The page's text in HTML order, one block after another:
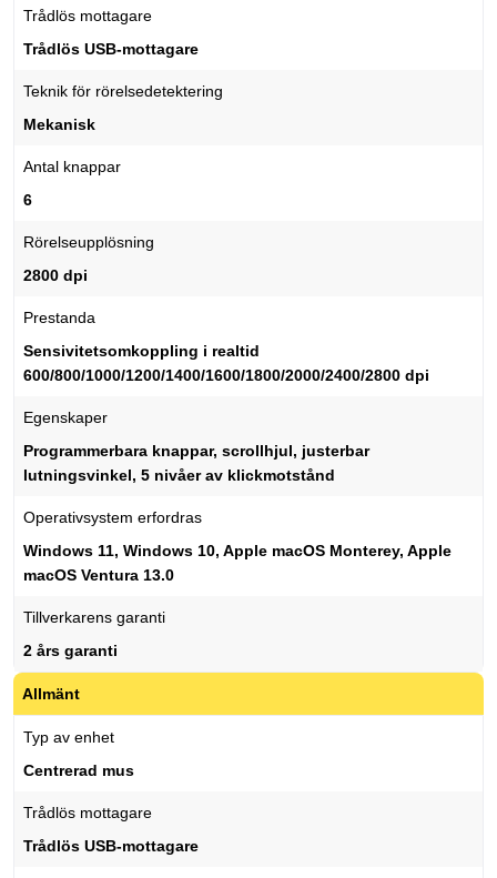
Trådlös mottagare
Trådlös USB-mottagare
Teknik för rörelsedetektering
Mekanisk
Antal knappar
6
Rörelseupplösning
2800 dpi
Prestanda
Sensivitetsomkoppling i realtid
600/800/1000/1200/1400/1600/1800/2000/2400/2800 dpi
Egenskaper
Programmerbara knappar, scrollhjul, justerbar
lutningsvinkel, 5 nivåer av klickmotstånd
Operativsystem erfordras
Windows 11, Windows 10, Apple macOS Monterey, Apple
macOS Ventura 13.0
Tillverkarens garanti
2 års garanti
Allmänt
Typ av enhet
Centrerad mus
Trådlös mottagare
Trådlös USB-mottagare